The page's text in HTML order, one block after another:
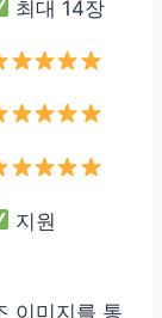
최대 14장
지원
이미지를 통